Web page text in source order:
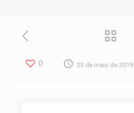
0 23 de maio de 2019